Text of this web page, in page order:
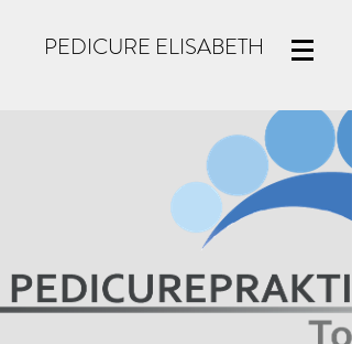
PEDICURE ELISABETH